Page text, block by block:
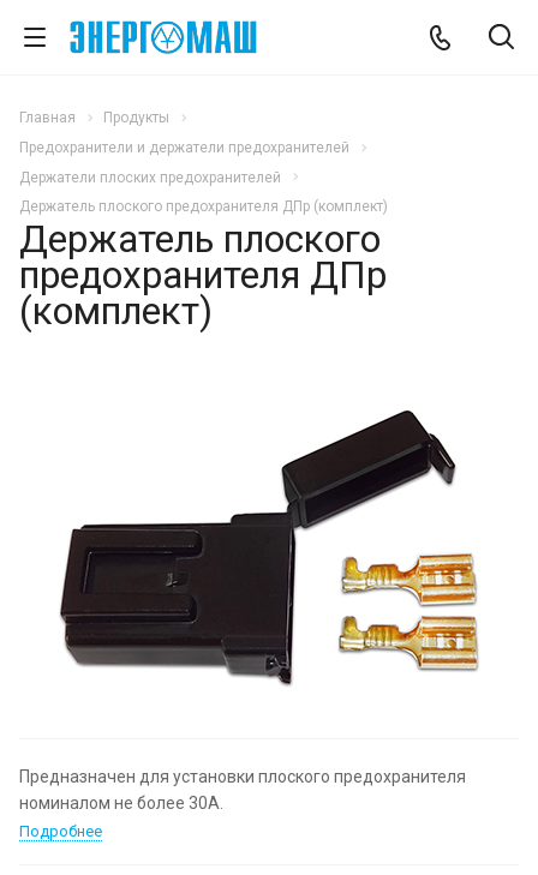
Главная
Продукты
Предохранители и держатели предохранителей
Держатели плоских предохранителей
Держатель плоского предохранителя ДПр (комплект)
Держатель плоского
предохранителя ДПр
(комплект)
Предназначен для установки плоского предохранителя
номиналом не более 30А.
Подробнее